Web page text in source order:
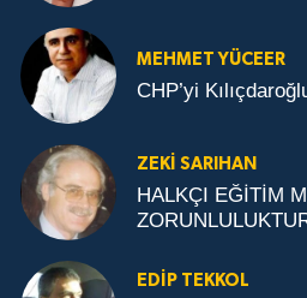
MEHMET YÜCEER
CHP’yi
ZEKI SARIHAN
HALKÇI EĞİTİM
EDIP TEKKOL